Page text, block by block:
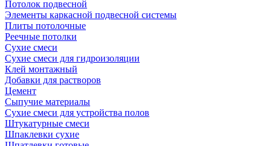
Потолок подвесной
Элементы каркасной подвесной системы
Плиты потолочные
Реечные потолки
Сухие смеси
Сухие смеси для гидроизоляции
Клей монтажный
Добавки для растворов
Цемент
Сыпучие материалы
Сухие смеси для устройства полов
Штукатурные смеси
Шпаклевки сухие